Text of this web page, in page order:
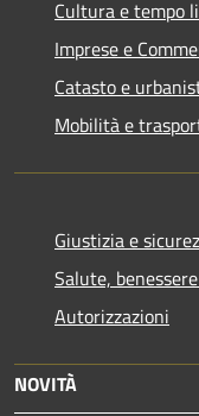
Cultura e tempo
Imprese e
Catasto e
Mobilità e
Giustizia e
Salute,
Autorizzazioni
NOVITÀ